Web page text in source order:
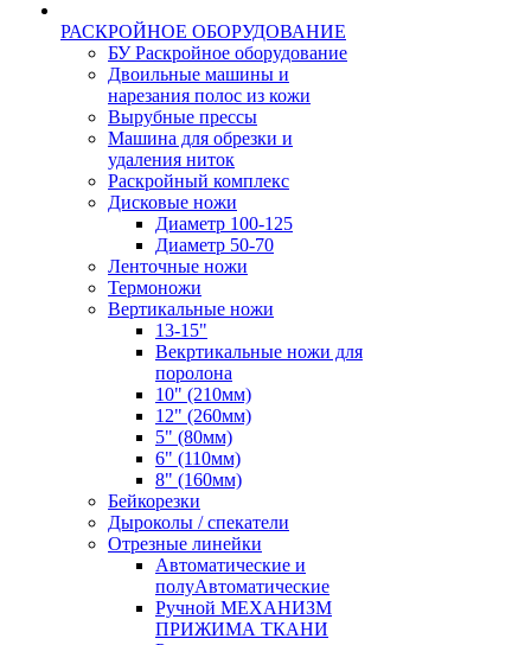
РАСКРОЙНОЕ ОБОРУДОВАНИЕ
БУ Раскройное оборудование
Двоильные машины и
нарезания полос из кожи
Вырубные прессы
Машина для обрезки и
удаления ниток
Раскройный комплекс
Дисковые ножи
Диаметр 100-125
Диаметр 50-70
Ленточные ножи
Термоножи
Вертикальные ножи
13-15"
Векртикальные ножи для
поролона
10" (210мм)
12" (260мм)
5" (80мм)
6" (110мм)
8" (160мм)
Бейкорезки
Дыроколы / спекатели
Отрезные линейки
Автоматические и
полуАвтоматические
Ручной МЕХАНИЗМ
ПРИЖИМА ТКАНИ